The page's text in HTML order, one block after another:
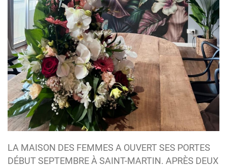
LA MAISON DES FEMMES A OUVERT SES PORTES
DÉBUT SEPTEMBRE À SAINT-MARTIN. APRÈS DEUX